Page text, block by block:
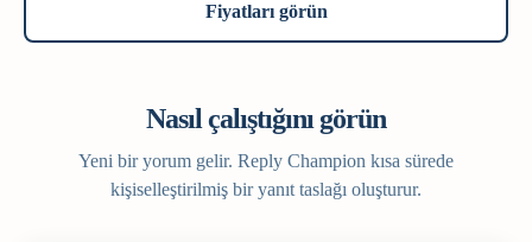
Fiyatları görün
Nasıl çalıştığını görün
Yeni bir yorum gelir. Reply Champion kısa sürede
kişiselleştirilmiş bir yanıt taslağı oluşturur.